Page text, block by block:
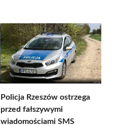
Policja Rzeszów ostrzega
przed fałszywymi
wiadomościami SMS